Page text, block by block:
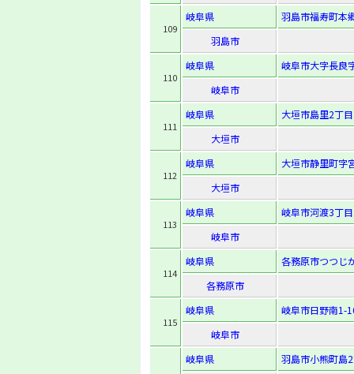
109
岐阜県
羽島市福寿町本
羽島市
110
岐阜県
岐阜市大字長良
岐阜市
111
岐阜県
大垣市島里2丁
大垣市
112
岐阜県
大垣市静里町字
大垣市
113
岐阜県
岐阜市河渡3丁
岐阜市
114
岐阜県
各務原市つつじ
各務原市
115
岐阜県
岐阜市日野南1-
岐阜市
岐阜県
羽島市小熊町島